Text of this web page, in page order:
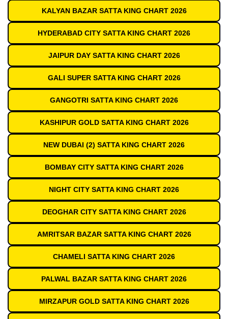
KALYAN BAZAR SATTA KING CHART 2026
HYDERABAD CITY SATTA KING CHART 2026
JAIPUR DAY SATTA KING CHART 2026
GALI SUPER SATTA KING CHART 2026
GANGOTRI SATTA KING CHART 2026
KASHIPUR GOLD SATTA KING CHART 2026
NEW DUBAI (2) SATTA KING CHART 2026
BOMBAY CITY SATTA KING CHART 2026
NIGHT CITY SATTA KING CHART 2026
DEOGHAR CITY SATTA KING CHART 2026
AMRITSAR BAZAR SATTA KING CHART 2026
CHAMELI SATTA KING CHART 2026
PALWAL BAZAR SATTA KING CHART 2026
MIRZAPUR GOLD SATTA KING CHART 2026